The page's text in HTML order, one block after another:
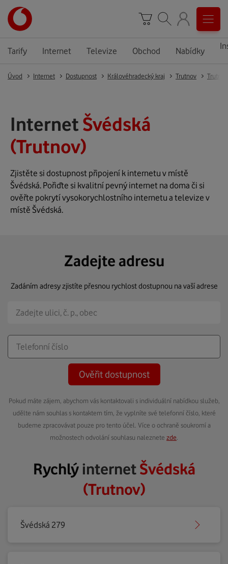
Tarify Internet Televize Obchod Nabídky
Úvod Internet Dostupnost Královéhradecký kraj Trutnov Trutnov
Internet Švédská
(Trutnov)
Zjistěte si dostupnost připojení k internetu v místě
Švédská. Pořiďte si kvalitní pevný internet na doma či si
ověřte pokrytí vysokorychlostního internetu a televize v
místě Švédská.
Zadejte adresu
Zadáním adresy zjistíte přesnou rychlost dostupnou na vaší adrese
Ověřit dostupnost
Pokud máte zájem, abychom vás kontaktovali s individuální nabídkou služeb,
udělte nám souhlas s kontaktem tím, že vyplníte své telefonní číslo, které
budeme zpracovávat pouze pro tento účel. Více o ochraně soukromí a
možnostech odvolání souhlasu naleznete zde
RychlýinternetŠvédská
(Trutnov)
Švédská 279